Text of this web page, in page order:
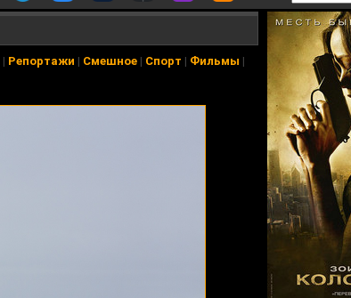
| Репортажи | Смешное | Спорт | Фильмы |